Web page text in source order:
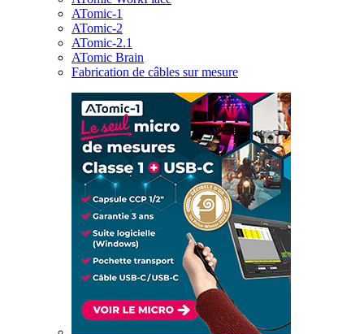
ATomic-1
ATomic-2
ATomic-2.1
ATomic Brain
Fabrication de câbles sur mesure